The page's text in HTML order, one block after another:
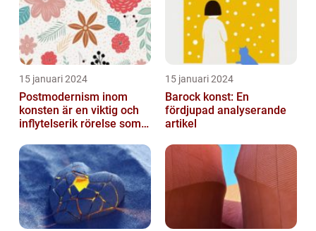
15 januari 2024
Postmodernism inom
konsten är en viktig och
inflytelserik rörelse som
normer o...
15 januari 2024
Barock konst: En
fördjupad analyserande
artikel